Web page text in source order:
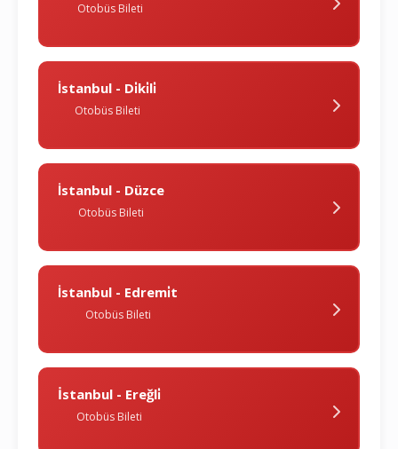
Otobüs Bileti
İstanbul - Di̇ki̇li̇
Otobüs Bileti
İstanbul - Düzce
Otobüs Bileti
İstanbul - Edremi̇t
Otobüs Bileti
İstanbul - Ereğli̇
Otobüs Bileti